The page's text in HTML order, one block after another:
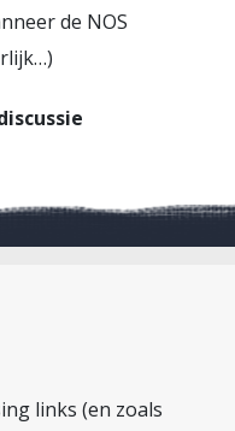
de NOS
links (en zoals